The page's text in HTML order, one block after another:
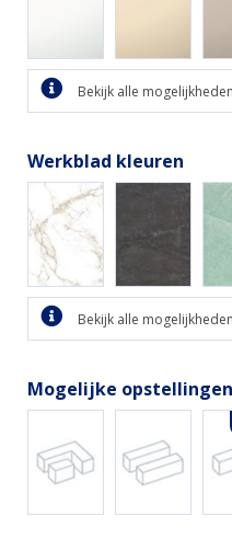
Bekijk alle mogelijkheden
Werkblad kleuren
Bekijk alle mogelijkheden
Mogelijke opstellingen